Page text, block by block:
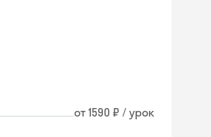
от 1590 ₽ / урок